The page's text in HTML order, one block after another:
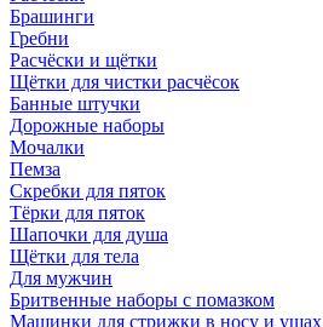
Брашинги
Гребни
Расчёски и щётки
Щётки для чистки расчёсок
Банные штучки
Дорожные наборы
Мочалки
Пемза
Скребки для пяток
Тёрки для пяток
Шапочки для душа
Щётки для тела
Для мужчин
Бритвенные наборы с помазком
Машинки для стрижки в носу и ушах